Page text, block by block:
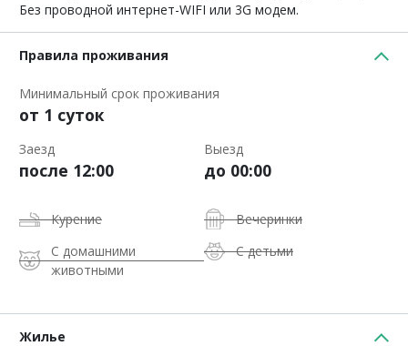
Без проводной интернет-WIFI или 3G модем.
Правила проживания
Минимальный срок проживания
от 1 суток
Заезд
после 12:00
Выезд
до 00:00
Курение
Вечеринки
С домашними
животными
С детьми
Жилье